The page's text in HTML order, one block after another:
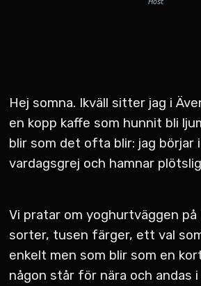
Hej somna. Ikväll sitter jag i
en kopp kaffe som hunnit bli
blir som det ofta blir: jag börjar
vardagsgrej och hamnar
Vi pratar om yoghurtväggen på
sorter, tusen färger, ett val
enkelt men som blir som en
någon står för nära och andas